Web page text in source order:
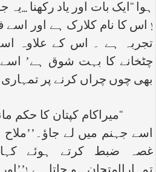
ہوا ‘‘ایک بات اور یاد رکھنا
! اس کا نام کلارک ہے اور اسے
تجربہ ہے ۔ اس کے علاوہ
چٹخانے کا بہت شوق ہے’ اسے
بھی چوں چراں کرنے پر
‘‘میراکام کپتان کا حکم
اسے جہنم میں لے
غصہ ضبط کرتے ہوئے